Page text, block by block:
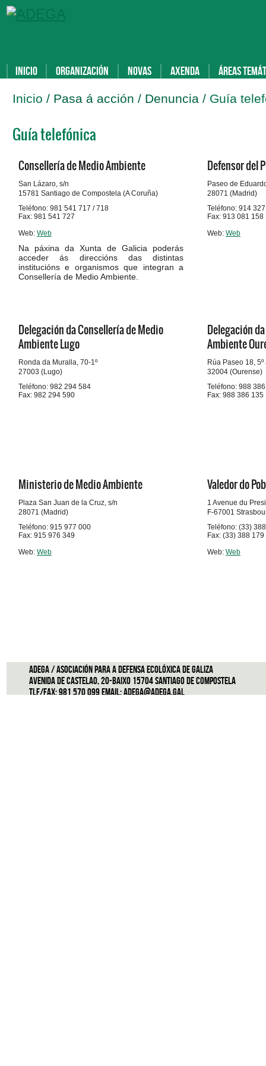
Inicio Organización Novas Axenda Áreas
Inicio / Pasa á acción / Denuncia / Guía
Guía telefónica
Consellería de Medio Ambiente
San Lázaro, s/n
15781 Santiago de Compostela (A Coruña)
Teléfono: 981 541 717 / 718
Fax: 981 541 727
Web: Web
Na páxina da Xunta de Galicia poderás
acceder ás direccións das distintas
institucións e organismos que integran a
Consellería de Medio Ambiente.
Defensor del
Paseo de
28071 (Madrid)
Teléfono: 914
Fax: 913 081 158
Web: Web
Delegación da Consellería de Medio
Ambiente Lugo
Ronda da Muralla, 70-1º
27003 (Lugo)
Teléfono: 982 294 584
Fax: 982 294 590
Delegación
Ambiente
Rúa Paseo 18,
32004 (Ourense)
Teléfono: 988
Fax: 988 386 135
Ministerio de Medio Ambiente
Plaza San Juan de la Cruz, s/n
28071 (Madrid)
Teléfono: 915 977 000
Fax: 915 976 349
Web: Web
Valedor do
1 Avenue du
F-67001
Teléfono: (33)
Fax: (33) 388
Web: Web
ADEGA / Asociación para a defensa ecolóxica de Galiza
Avenida de Castelao, 20-Baixo 15704 Santiago de Compostela
Tlf/Fax: 981 570 099 Email:adega@adega.gal